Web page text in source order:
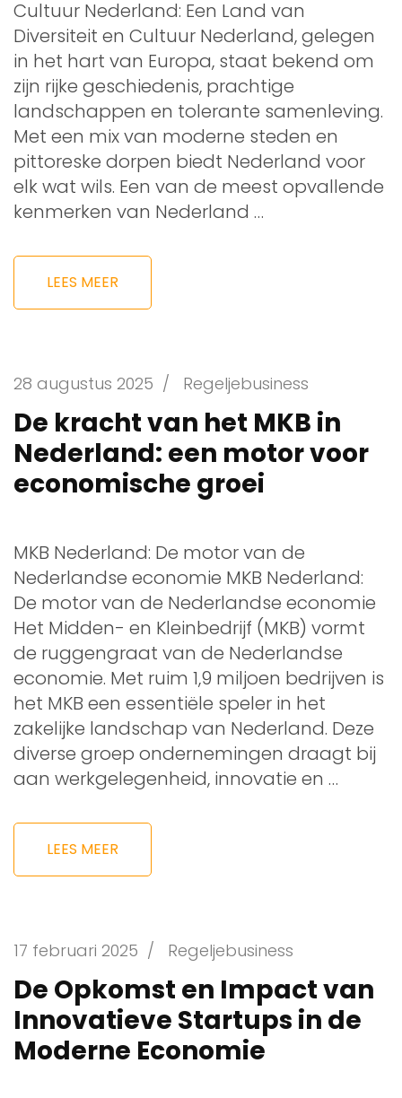
Cultuur Nederland: Een Land van
Diversiteit en Cultuur Nederland, gelegen
in het hart van Europa, staat bekend om
zijn rijke geschiedenis, prachtige
landschappen en tolerante samenleving.
Met een mix van moderne steden en
pittoreske dorpen biedt Nederland voor
elk wat wils. Een van de meest opvallende
kenmerken van Nederland …
LEES MEER
28 augustus 2025 / Regeljebusiness
De kracht van het MKB in
Nederland: een motor voor
economische groei
MKB Nederland: De motor van de
Nederlandse economie MKB Nederland:
De motor van de Nederlandse economie
Het Midden- en Kleinbedrijf (MKB) vormt
de ruggengraat van de Nederlandse
economie. Met ruim 1,9 miljoen bedrijven is
het MKB een essentiële speler in het
zakelijke landschap van Nederland. Deze
diverse groep ondernemingen draagt bij
aan werkgelegenheid, innovatie en …
LEES MEER
17 februari 2025 / Regeljebusiness
De Opkomst en Impact van
Innovatieve Startups in de
Moderne Economie